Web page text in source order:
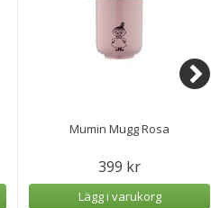
Mumin Mugg Rosa
399 kr
Lägg i varukorg